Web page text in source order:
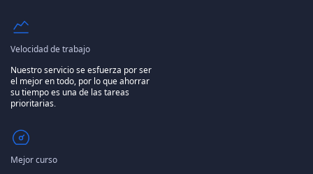
Velocidad de trabajo
Nuestro servicio se esfuerza por ser
el mejor en todo, por lo que ahorrar
su tiempo es una de las tareas
prioritarias.
Mejor curso